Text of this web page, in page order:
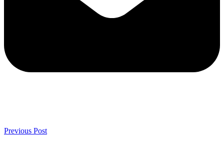
Previous Post